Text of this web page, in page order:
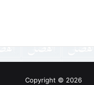
Copyright © 2026